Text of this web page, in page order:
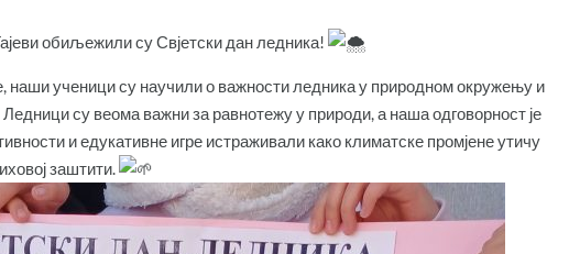
обиљежили су Свјетски дан ледника!
наши ученици су научили о важности ледника у природном окружењу и
Ледници су веома важни за равнотежу у природи, а наша одговорност је
и едукативне игре истраживали како климатске промјене утичу
заштити.